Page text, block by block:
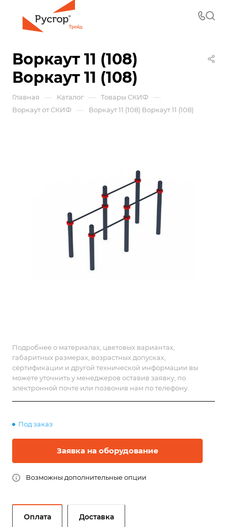
Воркаут 11 (108)
Воркаут 11 (108)
Главная — Каталог — Товары СКИФ —
Воркаут от СКИФ — Воркаут 11 (108) Воркаут 11 (108)
Подробнее о материалах, цветовых вариантах,
габаритных размерах, возрастных допусках,
сертификации и другой технической информации вы
можете уточнить у менеджеров оставив заявку, по
электронной почте или позвонив нам по телефону.
Под заказ
Заявка на оборудование
Возможны дополнительные опции
Оплата Доставка